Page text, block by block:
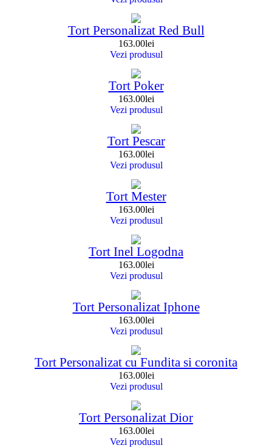
Tort Personalizat Red Bull
163.00lei
Vezi produsul
Tort Poker
163.00lei
Vezi produsul
Tort Pescar
163.00lei
Vezi produsul
Tort Mester
163.00lei
Vezi produsul
Tort Inel Logodna
163.00lei
Vezi produsul
Tort Personalizat Iphone
163.00lei
Vezi produsul
Tort Personalizat cu Fundita si coronita
163.00lei
Vezi produsul
Tort Personalizat Dior
163.00lei
Vezi produsul